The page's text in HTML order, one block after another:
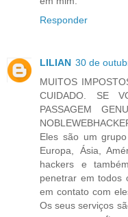
Responder
LILIAN 30 de
MUITOS
CUIDADO. SE
PASSAGEM
Eles são um
Europa, Ásia,
hackers e
penetrar em todos
em contato com
Os seus serviços